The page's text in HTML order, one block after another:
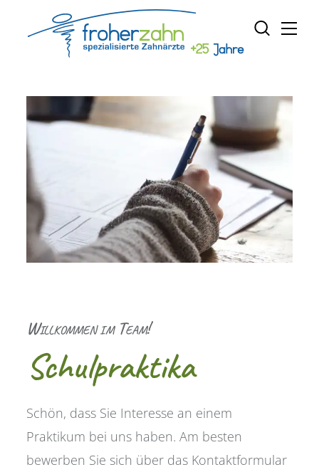
Willkommen im Team!
Schulpraktika
Schön, dass Sie Interesse an einem
Praktikum bei uns haben. Am besten
bewerben Sie sich über das Kontaktformular